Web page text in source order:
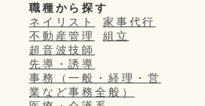
職種から探す
ネイリスト
家事代行
不動産管理
組立
超音波技師
先導・誘導
事務（一般・経理・営
業など事務全般）